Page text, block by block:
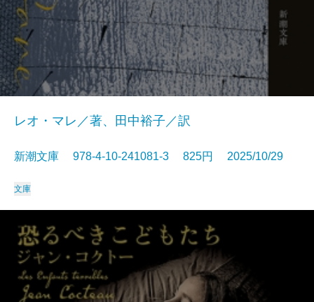
レオ・マレ／著、田中裕子／訳
新潮文庫 978-4-10-241081-3 825円 2025/10/29
文庫